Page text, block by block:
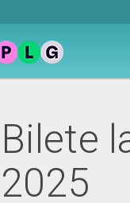
Bilete
2025